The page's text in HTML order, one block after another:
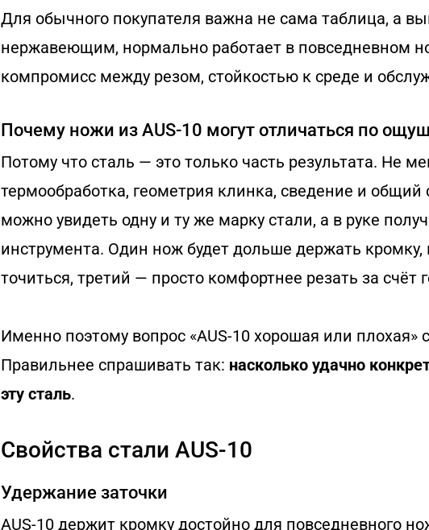
Для обычного покупателя важна не сама таблица, а
нержавеющим, нормально работает в повседневном
компромисс между резом, стойкостью к среде и
Почему ножи из AUS-10 могут отличаться по
Потому что сталь — это только часть результата. Не
термообработка, геометрия клинка, сведение и общий
можно увидеть одну и ту же марку стали, а в руке
инструмента. Один нож будет дольше держать кромку,
точиться, третий — просто комфортнее резать за счёт
Именно поэтому вопрос «AUS-10 хорошая или
Правильнее спрашивать так: насколько удачно
эту сталь.
Свойства стали AUS-10
Удержание заточки
AUS-10 держит кромку достойно для повседневного